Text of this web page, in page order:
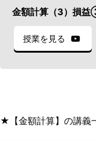
金額計算（3）損
授業を見る
★【金額計算】の講義